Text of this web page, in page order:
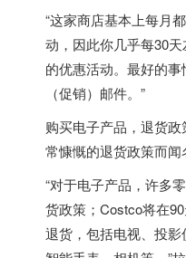
“这家商店基本上每月
动，因此你几乎每30
的优惠活动。最好的
（促销）邮件。”
购买电子产品，退货
常慷慨的退货政策而闻
“对于电子产品，许多
货政策；Costco将在
退货，包括电视、投影